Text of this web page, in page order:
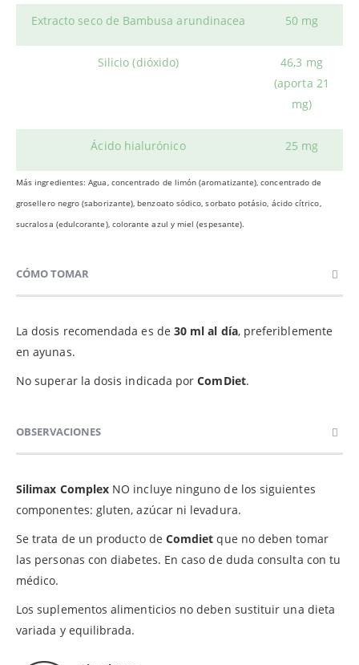
Extracto seco de Bambusa arundinacea 50 mg
Silicio (dióxido)
46,3 mg
(aporta 21
mg)
Ácido hialurónico 25 mg
Más ingredientes: Agua, concentrado de limón (aromatizante), concentrado de
grosellero negro (saborizante), benzoato sódico, sorbato potásio, ácido cítrico,
sucralosa (edulcorante), colorante azul y miel (espesante).
CÓMO TOMAR
La dosis recomendada es de 30 ml al día, preferiblemente
en ayunas.
No superar la dosis indicada porComDiet.
OBSERVACIONES
Silimax Complex NO incluye ninguno de los siguientes
componentes: gluten, azúcar ni levadura.
Se trata de un producto de Comdietque no deben tomar
las personas con diabetes. En caso de duda consulta con tu
médico.
Los suplementos alimenticios no deben sustituir una dieta
variada y equilibrada.